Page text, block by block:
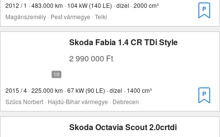
2012 / 1 · 483.000 km · 104 kW (140 LE) · dízel · 2000 cm³
Magánszemély · Pest vármegye · Telki
Skoda Fabia 1.4 CR TDi Style
2 990 000 Ft
2015 / 4 · 225.000 km · 67 kW (90 LE) · dízel · 1400 cm³
Szűcs Norbert · Hajdú-Bihar vármegye · Debrecen
Skoda Octavia Scout 2.0crtdi